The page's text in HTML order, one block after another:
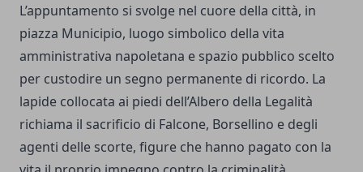
L’appuntamento si svolge nel cuore della città, in
piazza Municipio, luogo simbolico della vita
amministrativa napoletana e spazio pubblico scelto
per custodire un segno permanente di ricordo. La
lapide collocata ai piedi dell’Albero della Legalità
richiama il sacrificio di Falcone, Borsellino e degli
agenti delle scorte, figure che hanno pagato con la